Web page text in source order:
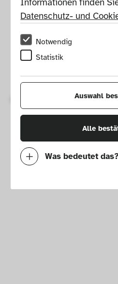
Datenschutz- und
Notwendig
Statistik
Auswahl
Alle
Was bedeutet
Mit diesen Cookies
Impressum Presse
Copyright © 2026 Die Neue
Alle Rechte